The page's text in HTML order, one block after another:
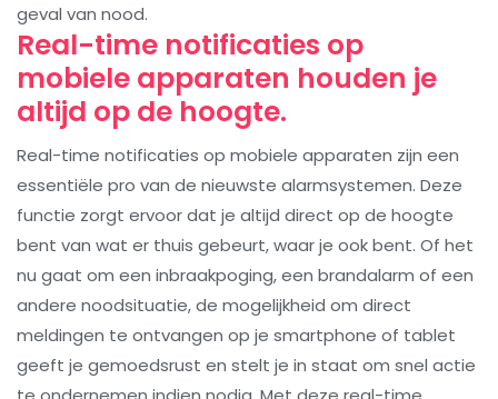
geval van nood.
Real-time notificaties op
mobiele apparaten houden je
altijd op de hoogte.
Real-time notificaties op mobiele apparaten zijn een
essentiële pro van de nieuwste alarmsystemen. Deze
functie zorgt ervoor dat je altijd direct op de hoogte
bent van wat er thuis gebeurt, waar je ook bent. Of het
nu gaat om een inbraakpoging, een brandalarm of een
andere noodsituatie, de mogelijkheid om direct
meldingen te ontvangen op je smartphone of tablet
geeft je gemoedsrust en stelt je in staat om snel actie